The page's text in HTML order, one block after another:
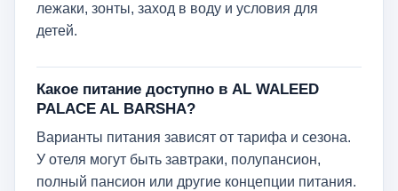
лежаки, зонты, заход в воду и условия для
детей.
Какое питание доступно в AL WALEED
PALACE AL BARSHA?
Варианты питания зависят от тарифа и сезона.
У отеля могут быть завтраки, полупансион,
полный пансион или другие концепции питания.